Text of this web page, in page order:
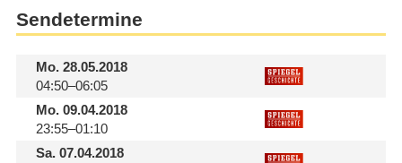
Sendetermine
Mo.28.05.2018
04:50–06:05
Mo.09.04.2018
23:55–01:10
Sa.07.04.2018